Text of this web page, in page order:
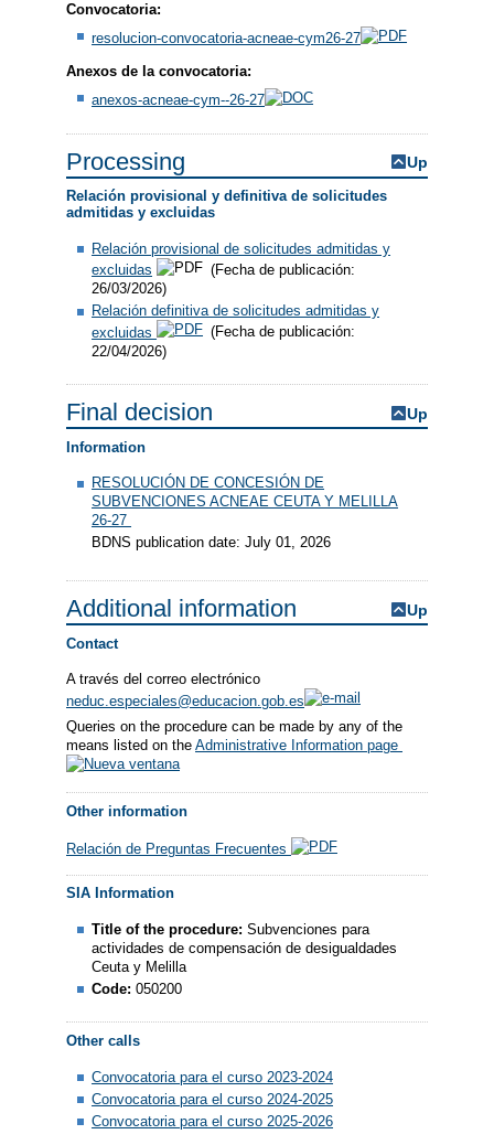
Convocatoria:
resolucion-convocatoria-acneae-cym26-27
Anexos de la convocatoria:
anexos-acneae-cym--26-27
Processing Up
Relación provisional y definitiva de solicitudes
admitidas y excluidas
Relación provisional de solicitudes admitidas y
excluidas
(Fecha de publicación:
26/03/2026)
Relación definitiva de solicitudes admitidas y
excluidas
(Fecha de publicación:
22/04/2026)
Final decision Up
Information
RESOLUCIÓN DE CONCESIÓN DE
SUBVENCIONES ACNEAE CEUTA Y MELILLA
26-27
BDNS publication date: July 01, 2026
Additional information Up
Contact
A través del correo electrónico
neduc.especiales@educacion.gob.es
Queries on the procedure can be made by any of the
means listed on the Administrative Information page
Other information
Relación de Preguntas Frecuentes
SIA Information
Title of the procedure:Subvenciones para
actividades de compensación de desigualdades
Ceuta y Melilla
Code:050200
Other calls
Convocatoria para el curso 2023-2024
Convocatoria para el curso 2024-2025
Convocatoria para el curso 2025-2026